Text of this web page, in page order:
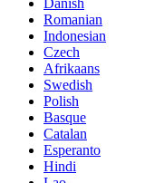
Romanian
Indonesian
Czech
Afrikaans
Swedish
Polish
Basque
Catalan
Esperanto
Hindi